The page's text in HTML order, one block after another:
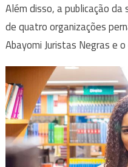
Além disso, a publicação
de quatro organizações
Abayomi Juristas Negras e